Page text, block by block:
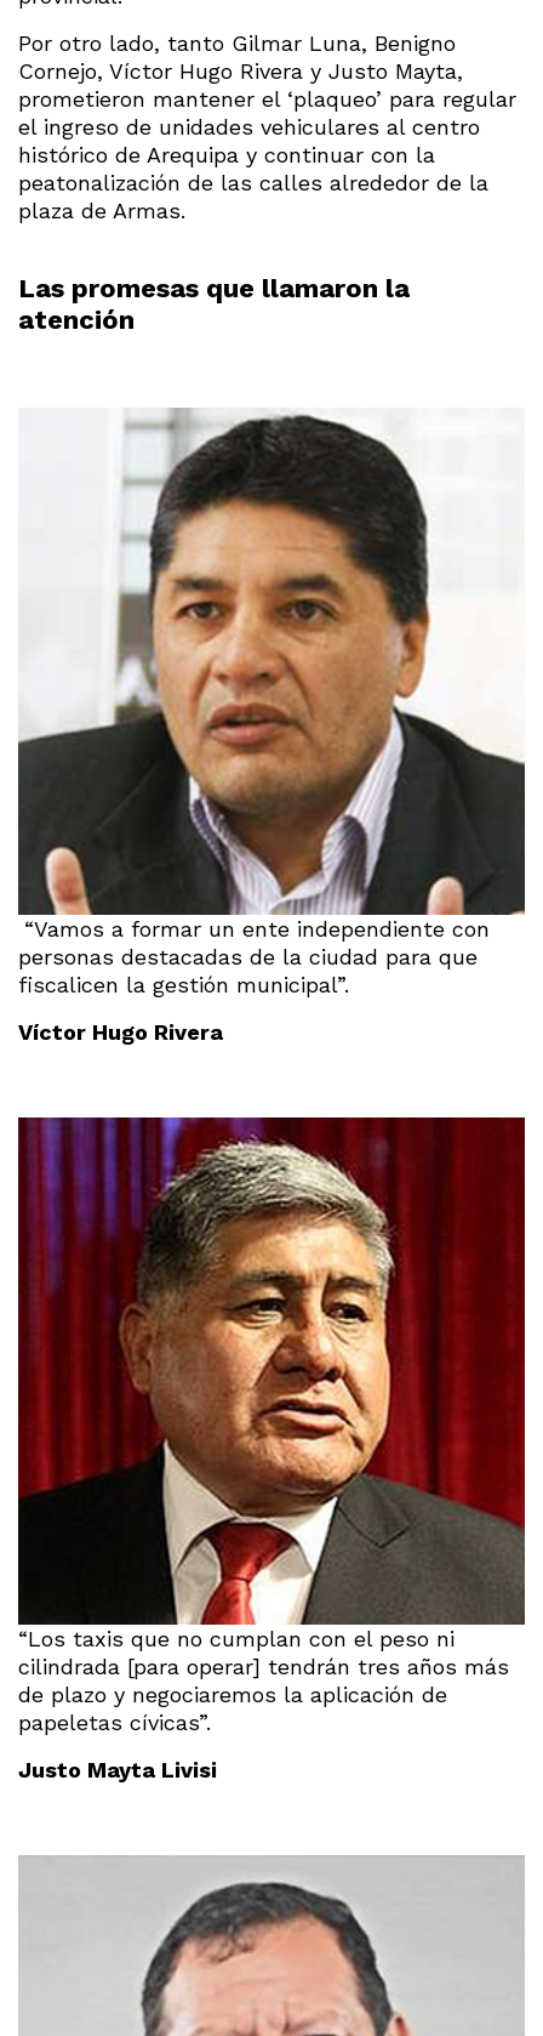
Por otro lado, tanto Gilmar Luna, Benigno
Cornejo, Víctor Hugo Rivera y Justo Mayta,
prometieron mantener el ‘plaqueo’ para regular
el ingreso de unidades vehiculares al centro
histórico de Arequipa y continuar con la
peatonalización de las calles alrededor de la
plaza de Armas.
Las promesas que llamaron la
atención
“Vamos a formar un ente independiente con
personas destacadas de la ciudad para que
fiscalicen la gestión municipal”.
Víctor Hugo Rivera
“Los taxis que no cumplan con el peso ni
cilindrada [para operar] tendrán tres años más
de plazo y negociaremos la aplicación de
papeletas cívicas”.
Justo Mayta Livisi